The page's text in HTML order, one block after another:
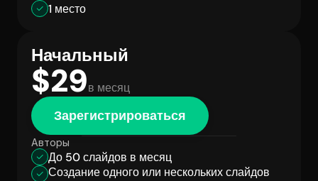
1 место
Начальный
$29в месяц
Зарегистрироваться
Авторы
До 50 слайдов в месяц
Создание одного или нескольких слайдов